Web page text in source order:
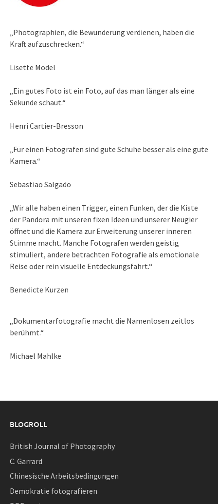
„Photographien, die Bewunderung verdienen, haben die
Kraft aufzuschrecken.“
Lisette Model
„Ein gutes Foto ist ein Foto, auf das man länger als eine
Sekunde schaut.“
Henri Cartier-Bresson
„Für einen Fotografen sind gute Schuhe besser als eine gute
Kamera.“
Sebastiao Salgado
„Wir alle haben einen Trigger, einen Funken, der die Kiste
der Pandora mit unseren fixen Ideen und unserer Neugier
öffnet und die Kamera zur Erweiterung unserer inneren
Stimme macht. Manche Fotografen werden geistig
stimuliert, andere betrachten Fotografie als emotionale
Reise oder rein visuelle Entdeckungsfahrt.“
Benedicte Kurzen
„Dokumentarfotografie macht die Namenlosen zeitlos
berühmt.“
Michael Mahlke
BLOGROLL
British Journal of Photography
C. Garrard
Chinesische Arbeitsbedingungen
Demokratie fotografieren